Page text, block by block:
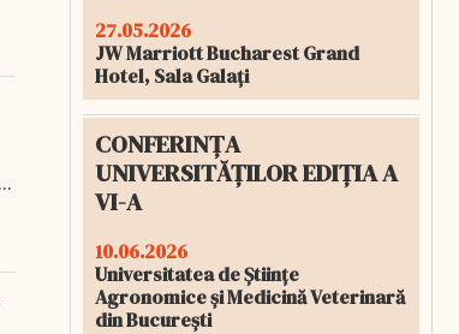
27.05.2026
JW Marriott Bucharest Grand
Hotel, Sala Galați
CONFERINȚA
UNIVERSITĂȚILOR EDIȚIA A
VI-A
10.06.2026
Universitatea de Științe
Agronomice și Medicină Veterinară
din București